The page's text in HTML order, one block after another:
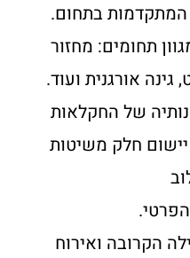
המתקדמות בתחום.
תחומים: מחזור
אורגנית ועוד.
של החקלאות
חלק משיטות
הקרובה ואירוח